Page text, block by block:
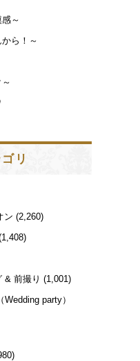
～
ら！～
リ
ン (2,260)
& 前撮り (1,001)
party）